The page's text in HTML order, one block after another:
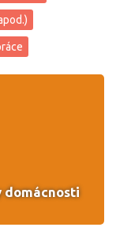
domácnosti